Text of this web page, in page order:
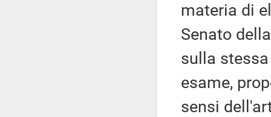
materia di
Senato
sulla
esame,
sensi